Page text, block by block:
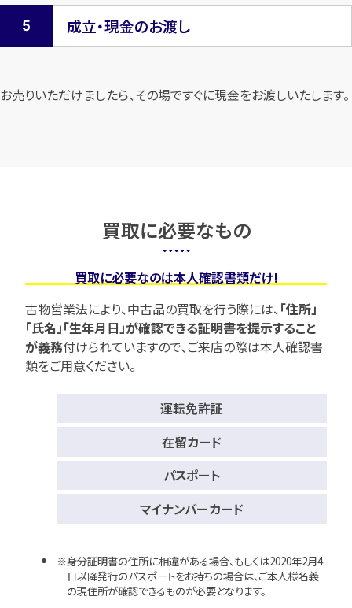
成立・現金のお渡し
お売りいただけましたら、その場ですぐに現金をお渡しいたします。
買取に必要なもの
買取に必要なのは本人確認書類だけ!
古物営業法により、中古品の買取を行う際には、「住所」
「氏名」「生年月日」が確認できる証明書を提示すること
が義務付けられていますので、ご来店の際は本人確認書
類をご用意ください。
運転免許証
在留カード
パスポート
マイナンバーカード
身分証明書の住所に相違がある場合、もしくは2020年2月4
日以降発行のパスポートをお持ちの場合は、ご本人様名義
の現住所が確認できるものが必要となります。